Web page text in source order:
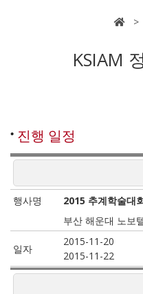
>
KSIAM
진행 일정
상태
장소
일자
2015 추계학술대
부산 해운대 노보
2015-11-20
2015-11-22